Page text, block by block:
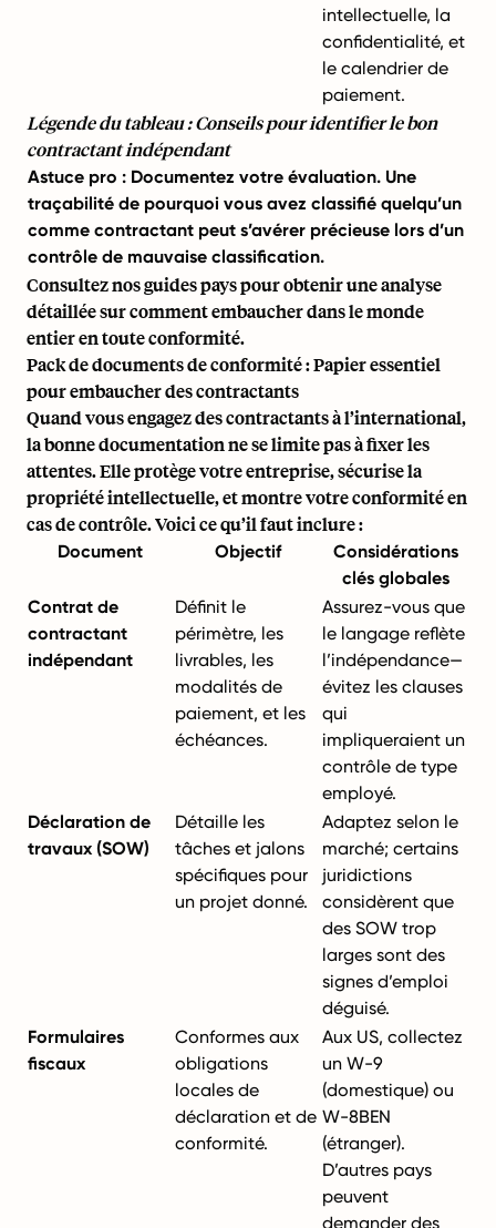
intellectuelle, la
confidentialité, et
le calendrier de
paiement.
Légende du tableau : Conseils pour identifier le bon
contractant indépendant
Astuce pro : Documentez votre évaluation. Une
traçabilité de pourquoi vous avez classifié quelqu’un
comme contractant peut s’avérer précieuse lors d’un
contrôle de mauvaise classification.
Consultez nosguides payspour obtenir une analyse
détaillée sur comment embaucher dans le monde
entier en toute conformité.
Pack de documents de conformité : Papier essentiel
pour embaucher des contractants
Quand vous engagez des contractants à l’international,
la bonne documentation ne se limite pas à fixer les
attentes. Elle protège votre entreprise, sécurise la
propriété intellectuelle, et montre votre conformité en
cas de contrôle. Voici ce qu’il faut inclure :
Document Objectif
Considérations
clés globales
Contrat de
contractant
indépendant
Définit le
périmètre, les
livrables, les
modalités de
paiement, et les
échéances.
Assurez-vous que
le langage reflète
l’indépendance—
évitez les clauses
qui
impliqueraient un
contrôle de type
employé.
Déclaration de
travaux (SOW)
Détaille les
tâches et jalons
spécifiques pour
un projet donné.
Adaptez selon le
marché; certains
juridictions
considèrent que
des SOW trop
larges sont des
signes d’emploi
déguisé.
Formulaires
fiscaux
Conformes aux
obligations
locales de
déclaration et de
conformité.
Aux US, collectez
un W-9
(domestique) ou
W-8BEN
(étranger).
D’autres pays
peuvent
demander des